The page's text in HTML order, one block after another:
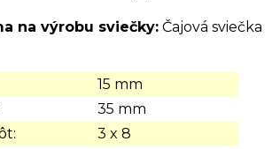
na výrobu sviečky: Čajová sviečka
15 mm
35 mm
3 x 8